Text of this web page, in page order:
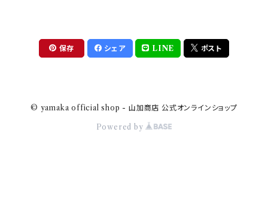
ちびまる子ちゃんandクレヨンしんちゃん
【山加商店×yaeko】migratory bird
HAPPY DINING(ハッピーダイニング)
保存 シェア LINE ポスト
© yamaka official shop - 山加商店 公式オンラインショップ
Powered by